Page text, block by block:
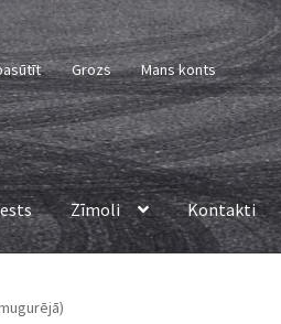
Grozs Mans konts
Zīmoli Kontakti